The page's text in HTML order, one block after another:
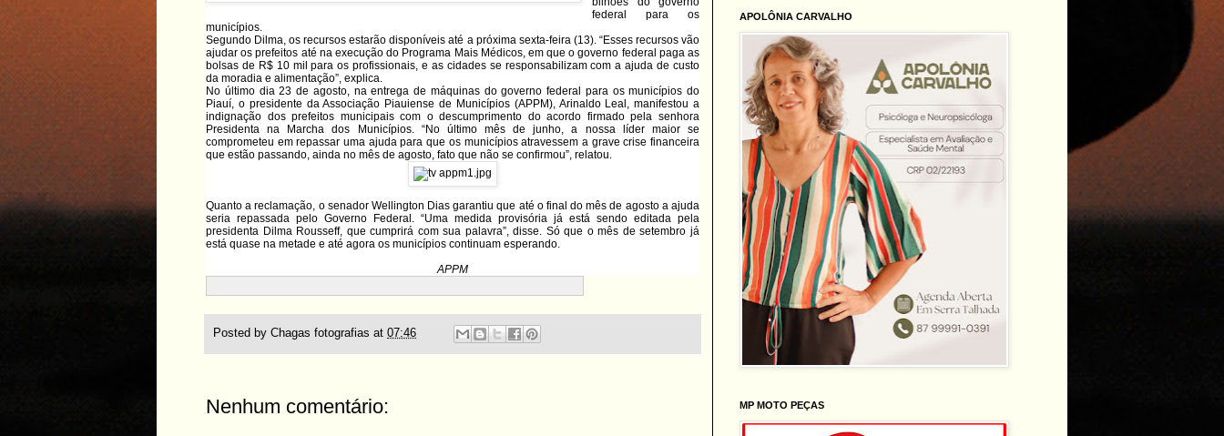
federal para os
municípios.
Segundo Dilma, os recursos estarão disponíveis até a próxima sexta-feira (13). “Esses recursos vão
ajudar os prefeitos até na execução do Programa Mais Médicos, em que o governo federal paga as
bolsas de R$ 10 mil para os profissionais, e as cidades se responsabilizam com a ajuda de custo
da moradia e alimentação”, explica.
No último dia 23 de agosto, na entrega de máquinas do governo federal para os municípios do
Piauí, o presidente da Associação Piauiense de Municípios (APPM), Arinaldo Leal, manifestou a
indignação dos prefeitos municipais com o descumprimento do acordo firmado pela senhora
Presidenta na Marcha dos Municípios. “No último mês de junho, a nossa líder maior se
comprometeu em repassar uma ajuda para que os municípios atravessem a grave crise financeira
que estão passando, ainda no mês de agosto, fato que não se confirmou”, relatou.
Quanto a reclamação, o senador Wellington Dias garantiu que até o final do mês de agosto a ajuda
seria repassada pelo Governo Federal. “Uma medida provisória já está sendo editada pela
presidenta Dilma Rousseff, que cumprirá com sua palavra”, disse. Só que o mês de setembro já
está quase na metade e até agora os municípios continuam esperando.
APPM
Posted by Chagas fotografias at 07:46
Nenhum comentário:
APOLÔNIA CARVALHO
MP MOTO PEÇAS